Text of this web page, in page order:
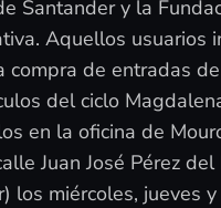
Santander y la
Aquellos usuarios
compra de entradas
del ciclo
en la oficina de
Juan José Pérez
los miércoles, jueves